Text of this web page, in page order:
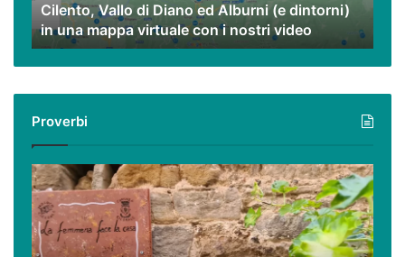
una
mappa
virtuale
nostri
video
Cilento, Vallo di Diano ed Alburni (e dintorni)
in una mappa virtuale con i nostri video
Proverbi
Podcast
–
I
proverbi
cilentani